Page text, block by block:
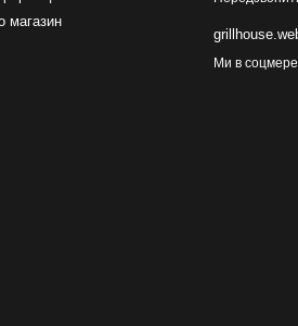
магазин
Ми в